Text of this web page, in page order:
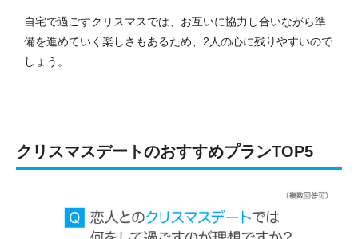
自宅で過ごすクリスマスでは、お互いに協力し合いながら準
備を進めていく楽しさもあるため、2人の心に残りやすいので
しょう。
クリスマスデートのおすすめプランTOP5